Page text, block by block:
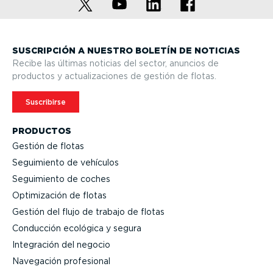
PRODUCTOS
Gestión de flotas
Seguimiento de vehículos
Seguimiento de coches
Optimi­zación de flotas
Gestión del flujo de trabajo de flotas
Conducción ecológica y segura
Integración del negocio
Navegación profesional
SUSCRIPCIÓN A NUESTRO BOLETÍN DE NOTICIAS
Recibe las últimas noticias del sector, anuncios de
productos y actua­li­za­ciones de gestión de flotas.
Suscribirse